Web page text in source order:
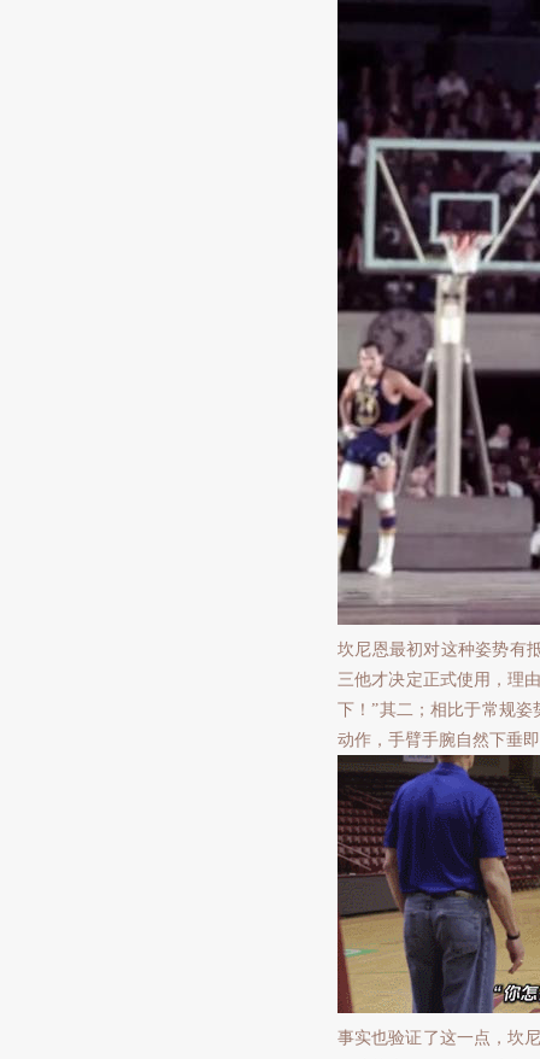
坎尼恩最初对这种姿势有
三他才决定正式使用，理
下！”其二；相比于常规
动作，手臂手腕自然下垂
事实也验证了这一点，坎